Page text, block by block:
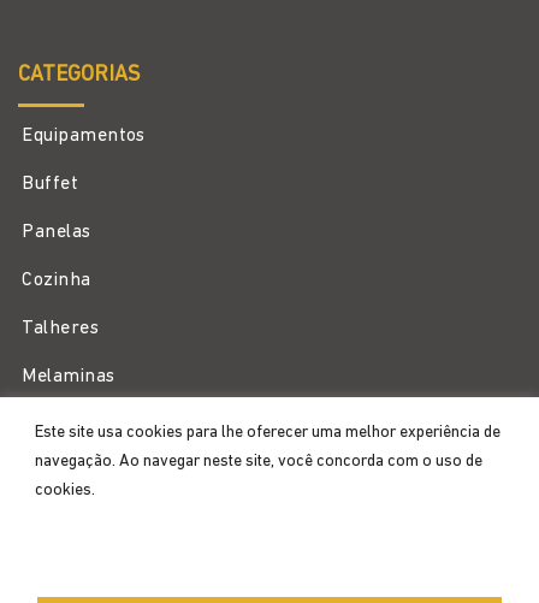
Este site usa cookies para lhe oferecer uma melhor experiência de
navegação. Ao navegar neste site, você concorda com o uso de
cookies.
CATEGORIAS
Equipamentos
Buffet
Panelas
Cozinha
Talheres
Melaminas
113222
contato@zahav.com.br